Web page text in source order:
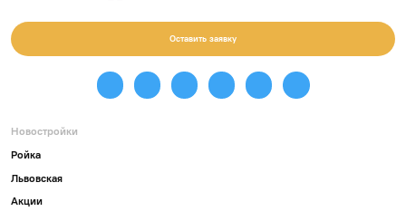
Новостройки
Ройка
Львовская
Акции
Оставить заявку